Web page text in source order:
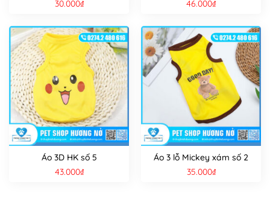
30.000₫
46.000₫
Áo 3D HK số 5
43.000₫
Áo 3 lỗ Mickey xám số 2
35.000₫